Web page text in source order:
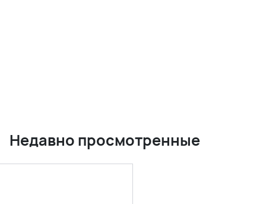
Недавно просмотренные